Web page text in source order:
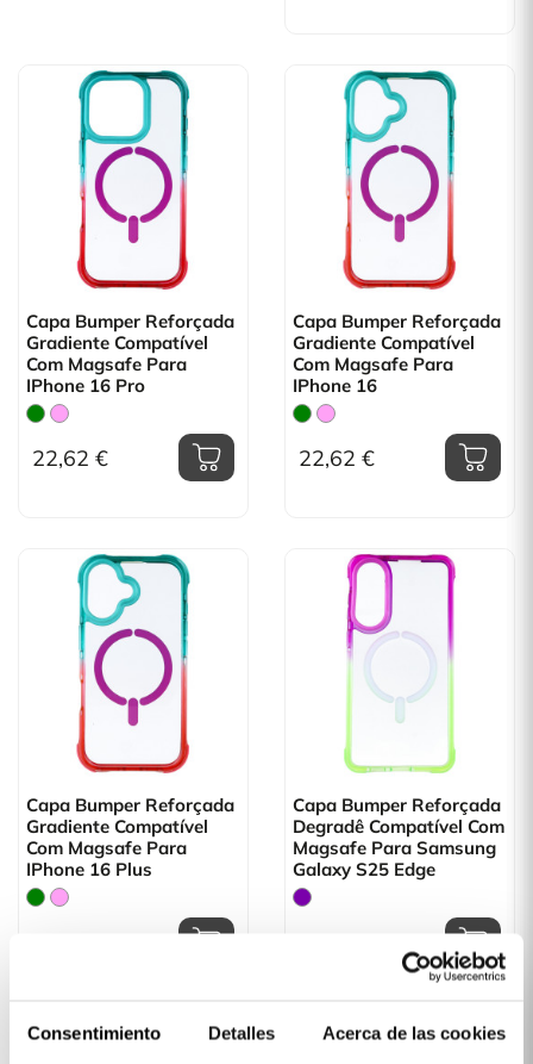
Consentimiento Detalles Acerca de las cookies
Capa Bumper Reforçada
Gradiente Compatível
Com Magsafe Para
IPhone 16 Pro
22,62 €
Capa Bumper Reforçada
Gradiente Compatível
Com Magsafe Para
IPhone 16
22,62 €
Capa Bumper Reforçada
Gradiente Compatível
Com Magsafe Para
IPhone 16 Plus
Capa Bumper Reforçada
Degradê Compatível Com
Magsafe Para Samsung
Galaxy S25 Edge